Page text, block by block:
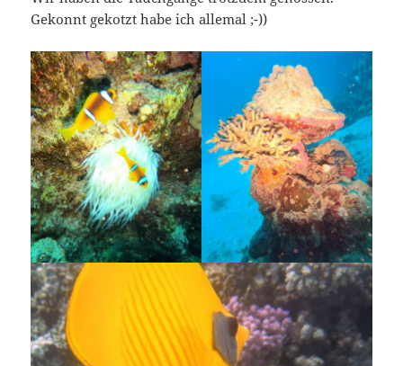
Gekonnt gekotzt habe ich allemal ;-))